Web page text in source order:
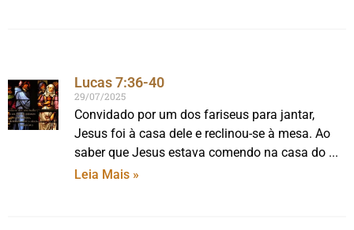
Lucas 7:36-40
29/07/2025
Convidado por um dos fariseus para jantar,
Jesus foi à casa dele e reclinou-se à mesa. Ao
saber que Jesus estava comendo na casa do
Leia Mais »